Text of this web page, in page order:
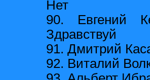
Нет
90. Евгений
Здравствуй
91. Дмитрий
92. Виталий